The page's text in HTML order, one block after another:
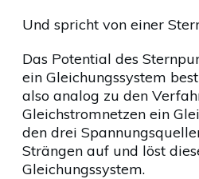
Und spricht von einer
Das Potential des
ein Gleichungssystem
also analog zu den
Gleichstromnetzen ein
den drei
Strängen auf und löst
Gleichungssystem.